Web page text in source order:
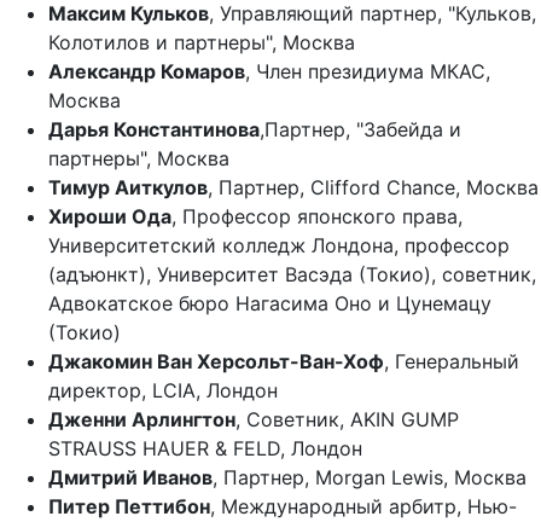
Максим Кульков, Управляющий партнер, "Кульков,
Колотилов и партнеры", Москва
Александр Комаров, Член президиума МКАС,
Москва
Дарья Константинова,Партнер, "Забейда и
партнеры", Москва
Тимур Аиткулов, Партнер, Clifford Chance, Москва
Хироши Ода, Профессор японского права,
Университетский колледж Лондона, профессор
(адъюнкт), Университет Васэда (Токио), советник,
Адвокатское бюро Нагасима Оно и Цунемацу
(Токио)
Джакомин Ван Херсольт-Ван-Хоф, Генеральный
директор, LCIA, Лондон
Дженни Арлингтон, Советник, AKIN GUMP
STRAUSS HAUER & FELD, Лондон
Дмитрий Иванов, Партнер, Morgan Lewis, Москва
Питер Петтибон, Международный арбитр, Нью-